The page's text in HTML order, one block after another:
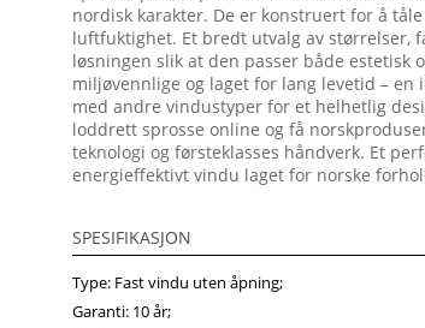
nordisk karakter. De er konstruert for å
luftfuktighet. Et bredt utvalg av størrelser,
løsningen slik at den passer både
miljøvennlige og laget for lang levetid –
med andre vindustyper for et helhetlig
loddrett sprosse online og få
teknologi og førsteklasses håndverk. Et
energieffektivt vindu laget for norske
SPESIFIKASJON
Type: Fast vindu uten åpning;
Garanti: 10 år;